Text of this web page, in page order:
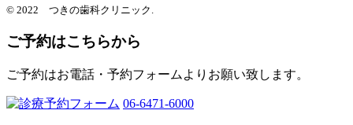
© 2022 つきの歯科クリニック.
ご予約はこちらから
ご予約はお電話・予約フォームよりお願い致します。
06-6471-6000